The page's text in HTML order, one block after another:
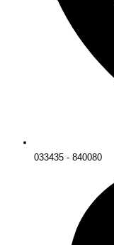
033435 - 840080